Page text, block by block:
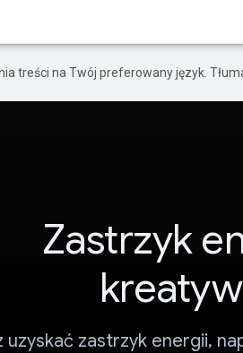
treści na Twój preferowany język.
Zastrzyk
uzyskać zastrzyk energii,